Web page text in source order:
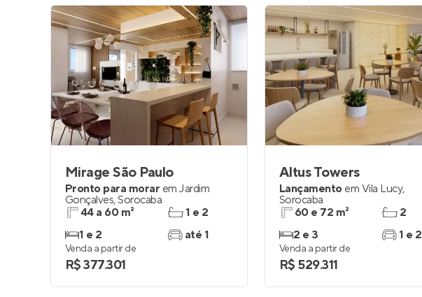
Mirage São Paulo
Pronto para morar em Jardim
Gonçalves,Sorocaba
44 a 60 m²
1 e 2
1 e 2
até 1
Venda a partir de
R$ 377.301
Altus Towers
Lançamento em Vila Lucy,
Sorocaba
60 e 72 m²
2 e 3
2
1 e 2
Venda a partir de
R$ 529.311